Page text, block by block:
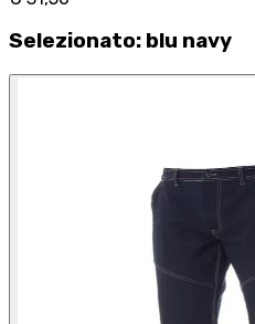
Selezionato: blu navy